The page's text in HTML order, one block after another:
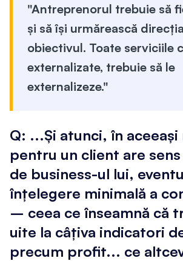
"Antreprenorul trebuie să
și să își urmărească
obiectivul. Toate serviciile
externalizate, trebuie să le
externalizeze."
Q: ...Și atunci, în aceeași
pentru un client are sens
de business-ul lui,
înțelegere minimală a
– ceea ce înseamnă că
uite la câțiva indicatori
precum profit... ce